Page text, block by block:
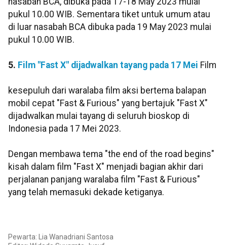
pukul 10.00 WIB. Sementara tiket untuk umum atau
di luar nasabah BCA dibuka pada 19 May 2023 mulai
pukul 10.00 WIB.
5. Film "Fast X" dijadwalkan tayang pada 17 Mei Film
kesepuluh dari waralaba film aksi bertema balapan
mobil cepat "Fast & Furious" yang bertajuk "Fast X"
dijadwalkan mulai tayang di seluruh bioskop di
Indonesia pada 17 Mei 2023.
Dengan membawa tema "the end of the road begins"
kisah dalam film "Fast X" menjadi bagian akhir dari
perjalanan panjang waralaba film "Fast & Furious"
yang telah memasuki dekade ketiganya.
Pewarta: Lia Wanadriani Santosa